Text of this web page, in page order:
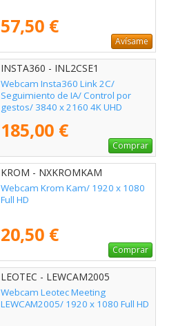
57,50 €
Avísame
INSTA360 - INL2CSE1
Webcam Insta360 Link 2C/
Seguimiento de IA/ Control por
gestos/ 3840 x 2160 4K UHD
185,00 €
Comprar
KROM - NXKROMKAM
Webcam Krom Kam/ 1920 x 1080
Full HD
20,50 €
Comprar
LEOTEC - LEWCAM2005
Webcam Leotec Meeting
LEWCAM2005/ 1920 x 1080 Full HD